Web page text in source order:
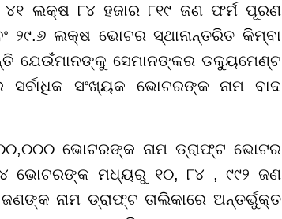
ଲକ୍ଷ ୮୪ ହଜାର ୮୧୯ ଜଣ ଫର୍ମ ପୂରଣ
୨୯.୬ ଲକ୍ଷ ଭୋଟର ସ୍ଥାନାନ୍ତରିତ କିମ୍ବା
ଯେଉଁମାନଙ୍କୁ ସେମାନଙ୍କର ଡକ୍ୟୁମେଣ୍ଟ
ସଂଖ୍ୟକ ଭୋଟରଙ୍କ ନାମ ବାଦ
ଭୋଟରଙ୍କ ନାମ ଡ୍ରାଫ୍ଟ ଭୋଟର
ଭୋଟରଙ୍କ ମଧ୍ୟରୁ ୧୦, ୮୪ , ୯୯୨ ଜଣ
ନାମ ଡ୍ରାଫ୍ଟ ତାଲିକାରେ ଅନ୍ତର୍ଭୁକ୍ତ